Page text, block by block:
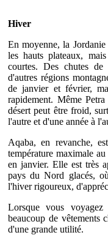
Hiver
En moyenne, la
les hauts plateaux,
courtes. Des chutes
d'autres régions
de janvier et février,
rapidement. Même
désert peut être froid,
l'autre et d'une année à
Aqaba, en revanche,
température maximale
en janvier. Elle est très
pays du Nord glacés,
l'hiver rigoureux,
Lorsque vous
beaucoup de vêtements
d'une grande utilité.